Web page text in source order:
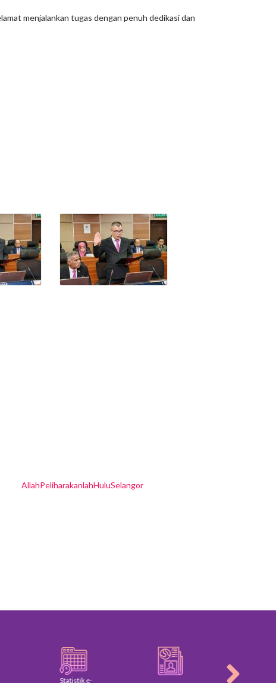
menjalankan tugas dengan penuh dedikasi dan
AllahPeliharakanlahHuluSelangor
Statistik e-